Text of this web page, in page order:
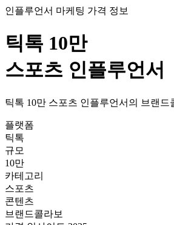
인플루언서 마케팅 가격 정보
틱톡 10만
스포츠 인플루언서
틱톡 10만 스포츠 인플루언서의 브랜드
플랫폼
틱톡
규모
10만
카테고리
스포츠
콘텐츠
브랜드콜라보